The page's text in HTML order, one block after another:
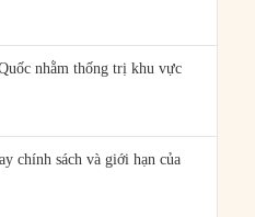
nhằm thống trị khu vực
chính sách và giới hạn của